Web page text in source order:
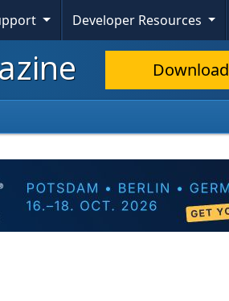
Developer Resources
Download